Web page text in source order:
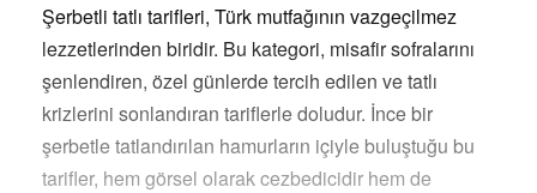
Şerbetli tatlı tarifleri, Türk mutfağının vazgeçilmez
lezzetlerinden biridir. Bu kategori, misafir sofralarını
şenlendiren, özel günlerde tercih edilen ve tatlı
krizlerini sonlandıran tariflerle doludur. İnce bir
şerbetle tatlandırılan hamurların içiyle buluştuğu bu
tarifler, hem görsel olarak cezbedicidir hem de